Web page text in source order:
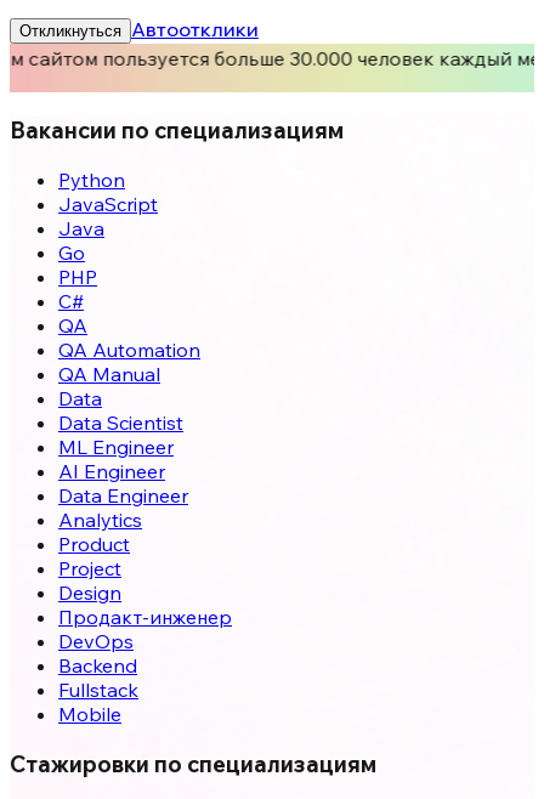
Откликнуться Автоотклики
сайтом пользуется больше 30.000 человек каждый
Вакансии по специализациям
Python
JavaScript
Java
Go
PHP
C#
QA
QA Automation
QA Manual
Data
Data Scientist
ML Engineer
AI Engineer
Data Engineer
Analytics
Product
Project
Design
Продакт-инженер
DevOps
Backend
Fullstack
Mobile
Стажировки по специализациям